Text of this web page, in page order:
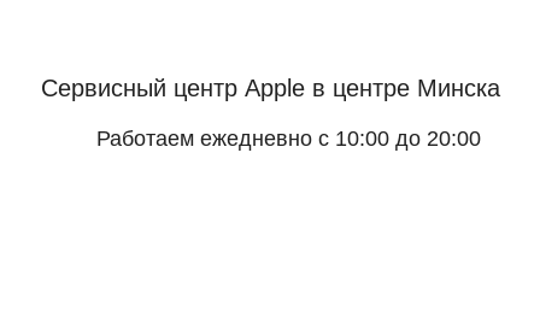
Сервисный центр Appleв центре Минска
Работаем ежедневно с 10:00 до 20:00